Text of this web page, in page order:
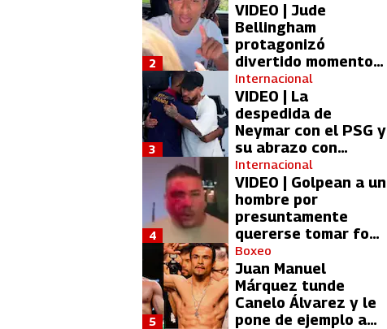
VIDEO | Jude
Bellingham
protagonizó
divertido momento
con aficionada del
Real Madrid
2
Internacional
VIDEO | La
despedida de
Neymar con el PSG y
su abrazo con
Kylian Mbappé
3
Internacional
VIDEO | Golpean a un
hombre por
presuntamente
quererse tomar foto
con Lionel Messi
4
Boxeo
Juan Manuel
Márquez tunde
Canelo Álvarez y le
pone de ejemplo a
5